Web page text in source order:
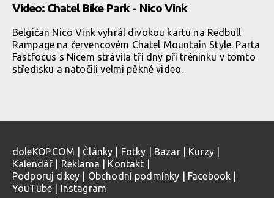
Video: Chatel Bike Park - Nico Vink
Belgičan Nico Vink vyhrál divokou kartu na Redbull
Rampage na červencovém Chatel Mountain Style. Parta
Fastfocus s Nicem strávila tři dny při tréninku v tomto
středisku a natočili velmi pěkné video.
doleKOP.COM Články Fotky Bazar| Kurzy
Kalendář
Reklama Kontakt
Podporuj d:key
Obchodní podmínky Facebook
YouTube
Instagram